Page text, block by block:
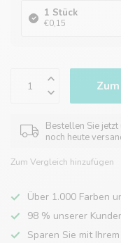
1 Stück
€0,15
Bestellen Sie jetzt
noch heute
Zum Vergleich hinzufügen
Über 1.000 Farben
98 % unserer
Sparen Sie mit